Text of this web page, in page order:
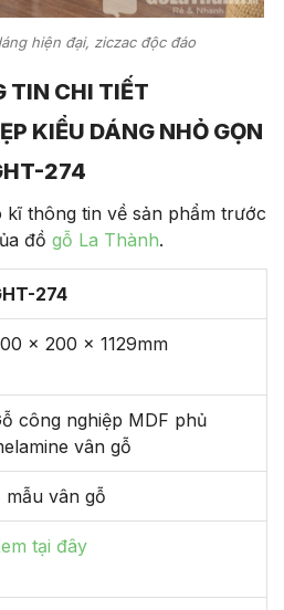
hiện đại, ziczac độc đáo
TIN CHI TIẾT
KIỂU DÁNG NHỎ GỌN
274
kĩ thông tin về sản phẩm trước
đồ gỗ La Thành.
274
x 200 x 1129mm
công nghiệp MDF phủ
vân gỗ
mẫu vân gỗ
tại đây